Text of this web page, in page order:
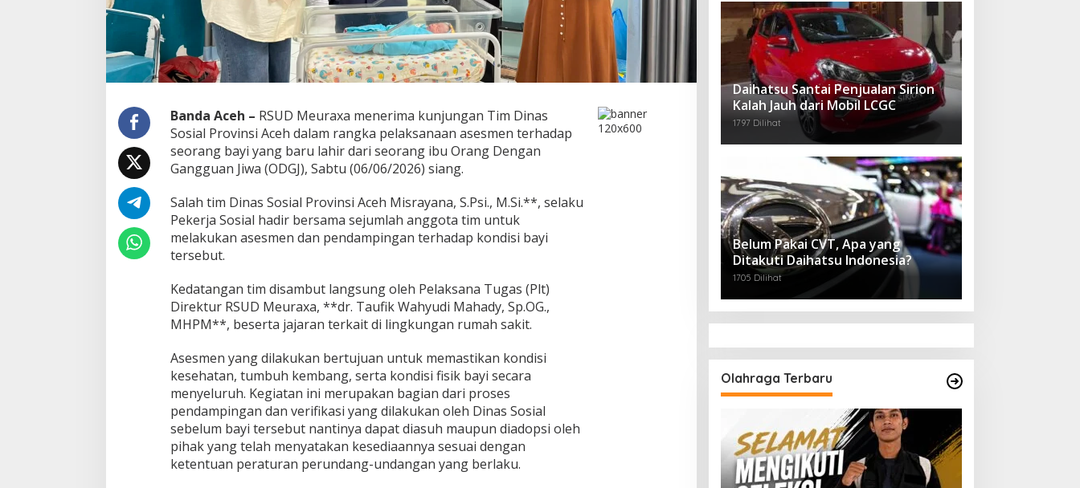
d
a
i
b
u
O
D
G
,
L
a
k
a
n
A
s
s
m
e
n
K
o
m
p
Banda Aceh – RSUD Meuraxa menerima kunjungan Tim Dinas
Sosial Provinsi Aceh dalam rangka pelaksanaan asesmen terhadap
seorang bayi yang baru lahir dari seorang ibu Orang Dengan
Gangguan Jiwa (ODGJ), Sabtu (06/06/2026) siang.
Salah tim Dinas Sosial Provinsi Aceh Misrayana, S.Psi., M.Si.**, selaku
Pekerja Sosial hadir bersama sejumlah anggota tim untuk
melakukan asesmen dan pendampingan terhadap kondisi bayi
tersebut.
Kedatangan tim disambut langsung oleh Pelaksana Tugas (Plt)
Direktur RSUD Meuraxa, **dr. Taufik Wahyudi Mahady, Sp.OG.,
MHPM**, beserta jajaran terkait di lingkungan rumah sakit.
Asesmen yang dilakukan bertujuan untuk memastikan kondisi
kesehatan, tumbuh kembang, serta kondisi fisik bayi secara
menyeluruh. Kegiatan ini merupakan bagian dari proses
pendampingan dan verifikasi yang dilakukan oleh Dinas Sosial
sebelum bayi tersebut nantinya dapat diasuh maupun diadopsi oleh
pihak yang telah menyatakan kesediaannya sesuai dengan
ketentuan peraturan perundang-undangan yang berlaku.
Daihatsu Santai Penjualan Sirion
Kalah Jauh dari Mobil LCGC
1797 Dilihat
Belum Pakai CVT, Apa yang
Ditakuti Daihatsu Indonesia?
1705 Dilihat
Olahraga Terbaru